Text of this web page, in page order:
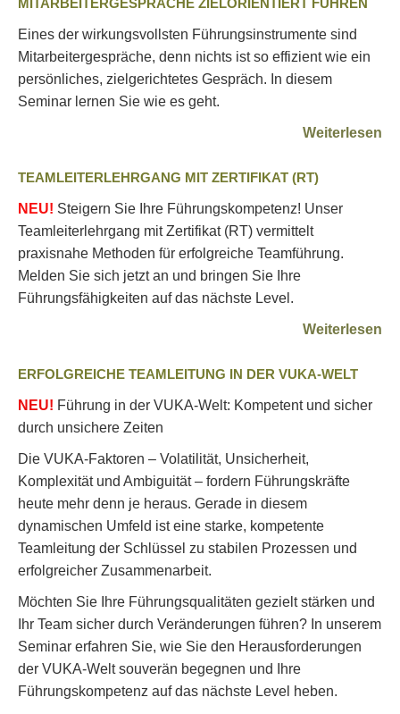
MITARBEITERGESPRÄCHE ZIELORIENTIERT FÜHREN
Eines der wirkungsvollsten Führungsinstrumente sind
Mitarbeitergespräche, denn nichts ist so effizient wie ein
persönliches, zielgerichtetes Gespräch. In diesem
Seminar lernen Sie wie es geht.
Weiterlesen
TEAMLEITERLEHRGANG MIT ZERTIFIKAT (RT)
NEU! Steigern Sie Ihre Führungskompetenz! Unser
Teamleiterlehrgang mit Zertifikat (RT) vermittelt
praxisnahe Methoden für erfolgreiche Teamführung.
Melden Sie sich jetzt an und bringen Sie Ihre
Führungsfähigkeiten auf das nächste Level.
Weiterlesen
ERFOLGREICHE TEAMLEITUNG IN DER VUKA-WELT
NEU! Führung in der VUKA-Welt: Kompetent und sicher
durch unsichere Zeiten
Die VUKA-Faktoren – Volatilität, Unsicherheit,
Komplexität und Ambiguität – fordern Führungskräfte
heute mehr denn je heraus. Gerade in diesem
dynamischen Umfeld ist eine starke, kompetente
Teamleitung der Schlüssel zu stabilen Prozessen und
erfolgreicher Zusammenarbeit.
Möchten Sie Ihre Führungsqualitäten gezielt stärken und
Ihr Team sicher durch Veränderungen führen? In unserem
Seminar erfahren Sie, wie Sie den Herausforderungen
der VUKA-Welt souverän begegnen und Ihre
Führungskompetenz auf das nächste Level heben.